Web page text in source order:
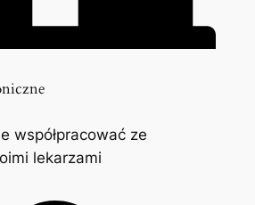
współpracować ze
lekarzami